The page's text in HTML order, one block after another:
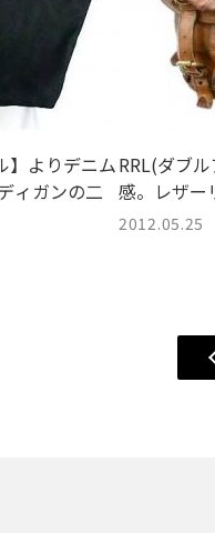
】よりデニム
ィガンの二
RRL(ダブ
感。レザー
2012.05.25